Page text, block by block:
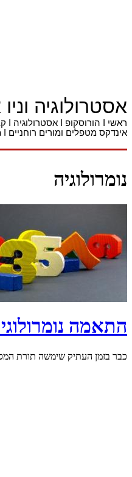
אסטרולוגיה ו
ראשי הורוסקופ אסטרולוגיה
אינדקס מטפלים ומורים רוחניים
נומרולוגיה
התאמה
כבר בזמן העתיק שימשה תורת